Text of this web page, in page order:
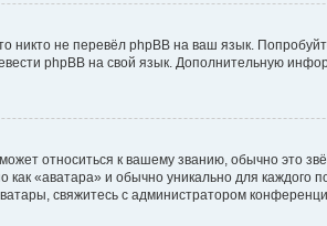
не перевёл phpBB на ваш язык.
phpBB на свой язык. Дополнительную
относиться к вашему званию, обычно это
«аватара» и обычно уникально для каждого
свяжитесь с администратором